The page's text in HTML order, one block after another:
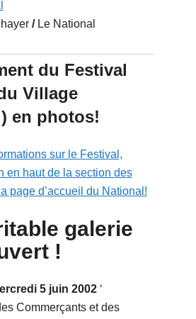
/Le National
du Festival
Village
en photos!
sur le Festival,
en haut de la section des
page d’accueil du National!
galerie
!
5 juin 2002‘
Commerçants et des